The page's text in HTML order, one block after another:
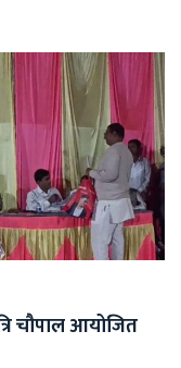
चौपाल आयोजित